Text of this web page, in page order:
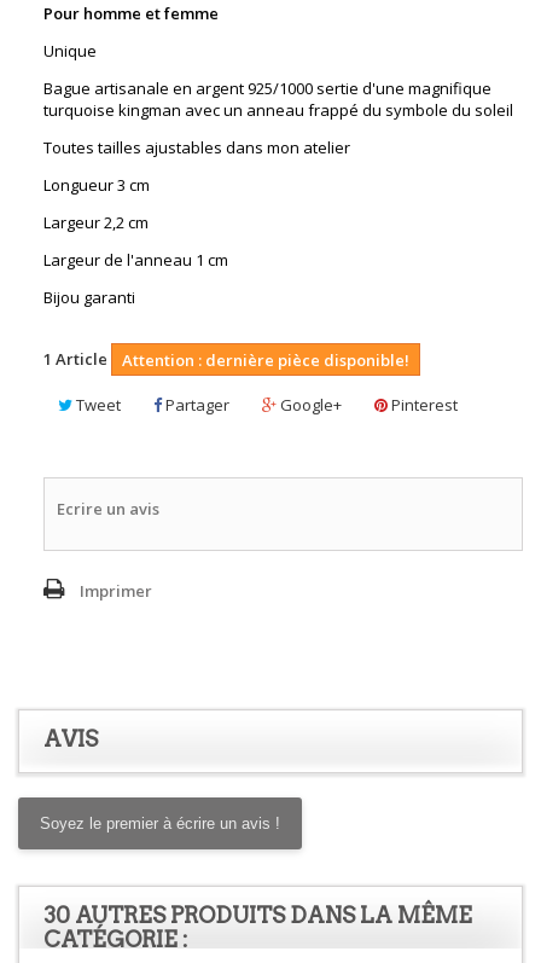
Pour homme et femme
Unique
Bague artisanale en argent 925/1000 sertie d'une magnifique
turquoise kingman avec un anneau frappé du symbole du soleil
Toutes tailles ajustables dans mon atelier
Longueur 3 cm
Largeur 2,2 cm
Largeur de l'anneau 1 cm
Bijou garanti
1 Article Attention : dernière pièce disponible!
Tweet Partager Google+ Pinterest
Ecrire un avis
Imprimer
AVIS
Soyez le premier à écrire un avis !
30 AUTRES PRODUITS DANS LA MÊME
CATÉGORIE :